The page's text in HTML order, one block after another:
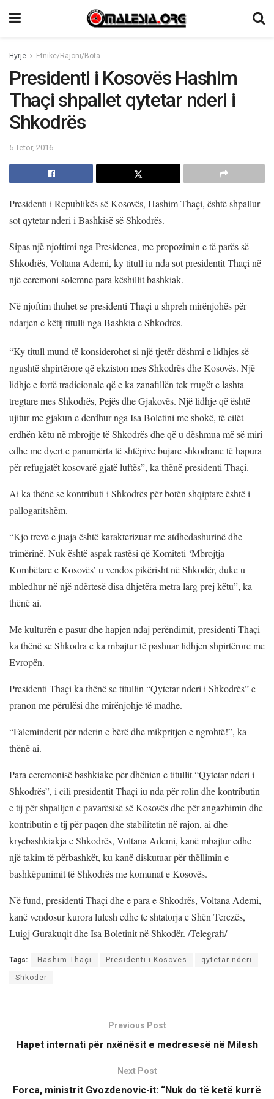
Hyrje Etnike/Rajoni/Bota
Presidenti i Kosovës Hashim
Thaçi shpallet qytetar nderi i
Shkodrës
5 Tetor, 2016
Presidenti i Republikës së Kosovës, Hashim Thaçi, është shpallur
sot qytetar nderi i Bashkisë së Shkodrës.
Sipas një njoftimi nga Presidenca, me propozimin e të parës së
Shkodrës, Voltana Ademi, ky titull iu nda sot presidentit Thaçi në
një ceremoni solemne para këshillit bashkiak.
Në njoftim thuhet se presidenti Thaçi u shpreh mirënjohës për
ndarjen e këtij titulli nga Bashkia e Shkodrës.
“Ky titull mund të konsiderohet si një tjetër dëshmi e lidhjes së
ngushtë shpirtërore që ekziston mes Shkodrës dhe Kosovës. Një
lidhje e fortë tradicionale që e ka zanafillën tek rrugët e lashta
tregtare mes Shkodrës, Pejës dhe Gjakovës. Një lidhje që është
ujitur me gjakun e derdhur nga Isa Boletini me shokë, të cilët
erdhën këtu në mbrojtje të Shkodrës dhe që u dëshmua më së miri
edhe me dyert e panumërta të shtëpive bujare shkodrane të hapura
për refugjatët kosovarë gjatë luftës”, ka thënë presidenti Thaçi.
Ai ka thënë se kontributi i Shkodrës për botën shqiptare është i
pallogaritshëm.
“Kjo trevë e juaja është karakterizuar me atdhedashurinë dhe
trimërinë. Nuk është aspak rastësi që Komiteti ‘Mbrojtja
Kombëtare e Kosovës’ u vendos pikërisht në Shkodër, duke u
mbledhur në një ndërtesë disa dhjetëra metra larg prej këtu”, ka
thënë ai.
Me kulturën e pasur dhe hapjen ndaj perëndimit, presidenti Thaçi
ka thënë se Shkodra e ka mbajtur të pashuar lidhjen shpirtërore me
Evropën.
Presidenti Thaçi ka thënë se titullin “Qytetar nderi i Shkodrës” e
pranon me përulësi dhe mirënjohje të madhe.
“Faleminderit për nderin e bërë dhe mikpritjen e ngrohtë!”, ka
thënë ai.
Para ceremonisë bashkiake për dhënien e titullit “Qytetar nderi i
Shkodrës”, i cili presidentit Thaçi iu nda për rolin dhe kontributin
e tij për shpalljen e pavarësisë së Kosovës dhe për angazhimin dhe
kontributin e tij për paqen dhe stabilitetin në rajon, ai dhe
kryebashkiakja e Shkodrës, Voltana Ademi, kanë mbajtur edhe
një takim të përbashkët, ku kanë diskutuar për thëllimin e
bashkëpunimit të Shkodrës me komunat e Kosovës.
Në fund, presidenti Thaçi dhe e para e Shkodrës, Voltana Ademi,
kanë vendosur kurora lulesh edhe te shtatorja e Shën Terezës,
Luigj Gurakuqit dhe Isa Boletinit në Shkodër. /Telegrafi/
Tags: Hashim Thaçi Presidenti i Kosovës qytetar nderi
Shkodër
Previous Post
Hapet internati për nxënësit e medresesë në Milesh
Next Post
Forca, ministrit Gvozdenovic-it: “Nuk do të ketë kurrë